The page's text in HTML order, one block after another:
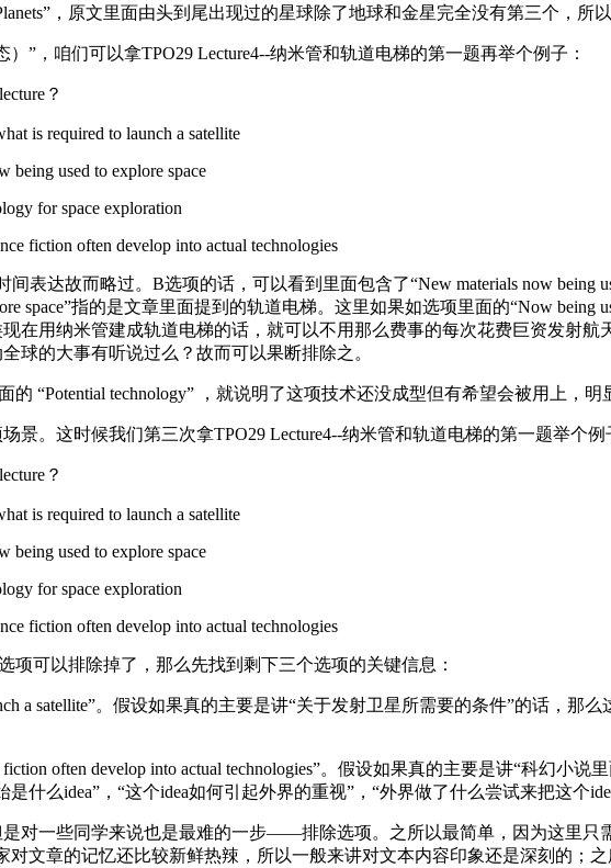
，原文里面由头到尾出现过的星球除了地球和金星完全没有第三个，所
，咱们可以拿TPO29 Lecture4--纳米管和轨道电梯的第一题再举个例子：
？
is required to launch a satellite
used to explore space
for space exploration
fiction often develop into actual technologies
达故而略过。B选项的话，可以看到里面包含了“New materials now being
space”指的是文章里面提到的轨道电梯。这里如果如选项里面的“Now
在用纳米管建成轨道电梯的话，就可以不用那么费事的每次花费巨资发射
球的大事有听说过么？故而可以果断排除之。
“Potential technology” ，就说明了这项技术还没成型但有希望会被用上，明
。这时候我们第三次拿TPO29 Lecture4--纳米管和轨道电梯的第一题举个例
？
is required to launch a satellite
used to explore space
for space exploration
fiction often develop into actual technologies
可以排除掉了，那么先找到剩下三个选项的关键信息：
a satellite”。假设如果真的主要是讲“关于发射卫星所需要的条件”的话，那
often develop into actual technologies”。假设如果真的主要是讲“科幻小
什么idea”，“这个idea如何引起外界的重视”，“外界做了什么尝试来把这个
一些同学来说也是最难的一步——排除选项。之所以最简单，因为这里只
对文章的记忆还比较新鲜热辣，所以一般来讲对文本内容印象还是深刻的；